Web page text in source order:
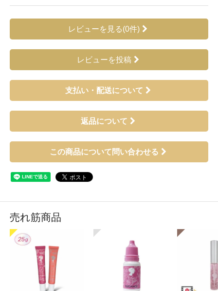
レビューを見る(0件)
レビューを投稿
支払い・配送について
返品について
この商品について問い合わせる
売れ筋商品